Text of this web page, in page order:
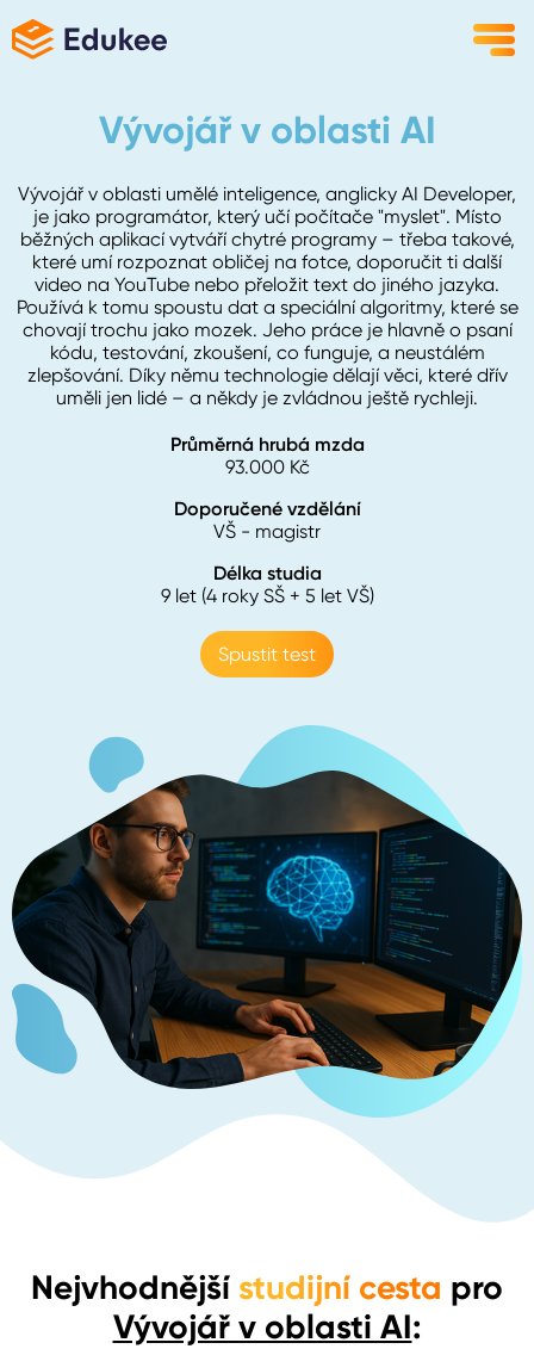
Vývojář v oblasti AI
Vývojář v oblasti umělé inteligence, anglicky AI Developer,
je jako programátor, který učí počítače "myslet". Místo
běžných aplikací vytváří chytré programy – třeba takové,
které umí rozpoznat obličej na fotce, doporučit ti další
video na YouTube nebo přeložit text do jiného jazyka.
Používá k tomu spoustu dat a speciální algoritmy, které se
chovají trochu jako mozek. Jeho práce je hlavně o psaní
kódu, testování, zkoušení, co funguje, a neustálém
zlepšování. Díky němu technologie dělají věci, které dřív
uměli jen lidé – a někdy je zvládnou ještě rychleji.
Průměrná hrubá mzda
93.000Kč
Doporučené vzdělání
VŠ - magistr
Délka studia
9 let (4 roky SŠ + 5 let VŠ)
Spustit test
Nejvhodnější studijní cesta pro
Vývojář v oblasti AI: